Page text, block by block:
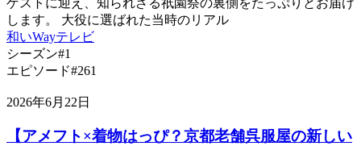
します。 大役に選ばれた当時のリアル
和いWayテレビ
シーズン#1
エピソード#261
2026年6月22日
【アメフト×着物はっぴ？京都老舗呉服屋の新しい